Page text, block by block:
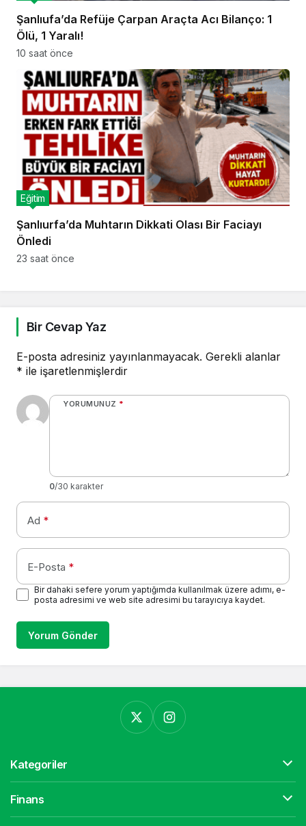
Şanlıufa’da Refüje Çarpan Araçta Acı Bilanço: 1
Ölü, 1 Yaralı!
10 saat önce
Şanlıurfa’da Muhtarın Dikkati Olası Bir Faciayı
Önledi
Eğitim
23 saat önce
Bir Cevap Yaz
E-posta adresiniz yayınlanmayacak. Gerekli alanlar
* ile işaretlenmişlerdir
YORUMUNUZ *
0/30 karakter
Ad *
E-Posta *
Bir dahaki sefere yorum yaptığımda kullanılmak üzere adımı, e-
posta adresimi ve web site adresimi bu tarayıcıya kaydet.
Yorum Gönder
Kategoriler
Finans